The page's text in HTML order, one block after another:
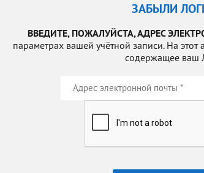
ЗАБЫЛИ
ВВЕДИТЕ, ПОЖАЛУЙСТА, АДРЕС
параметрах вашей учётной записи. На этот
содержащее ваш